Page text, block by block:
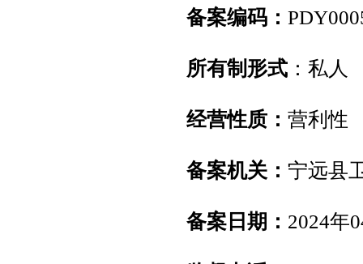
备案编码：
所有制形式：私人
经营性质： 营利性
备案机关： 宁远县
备案日期： 2024年